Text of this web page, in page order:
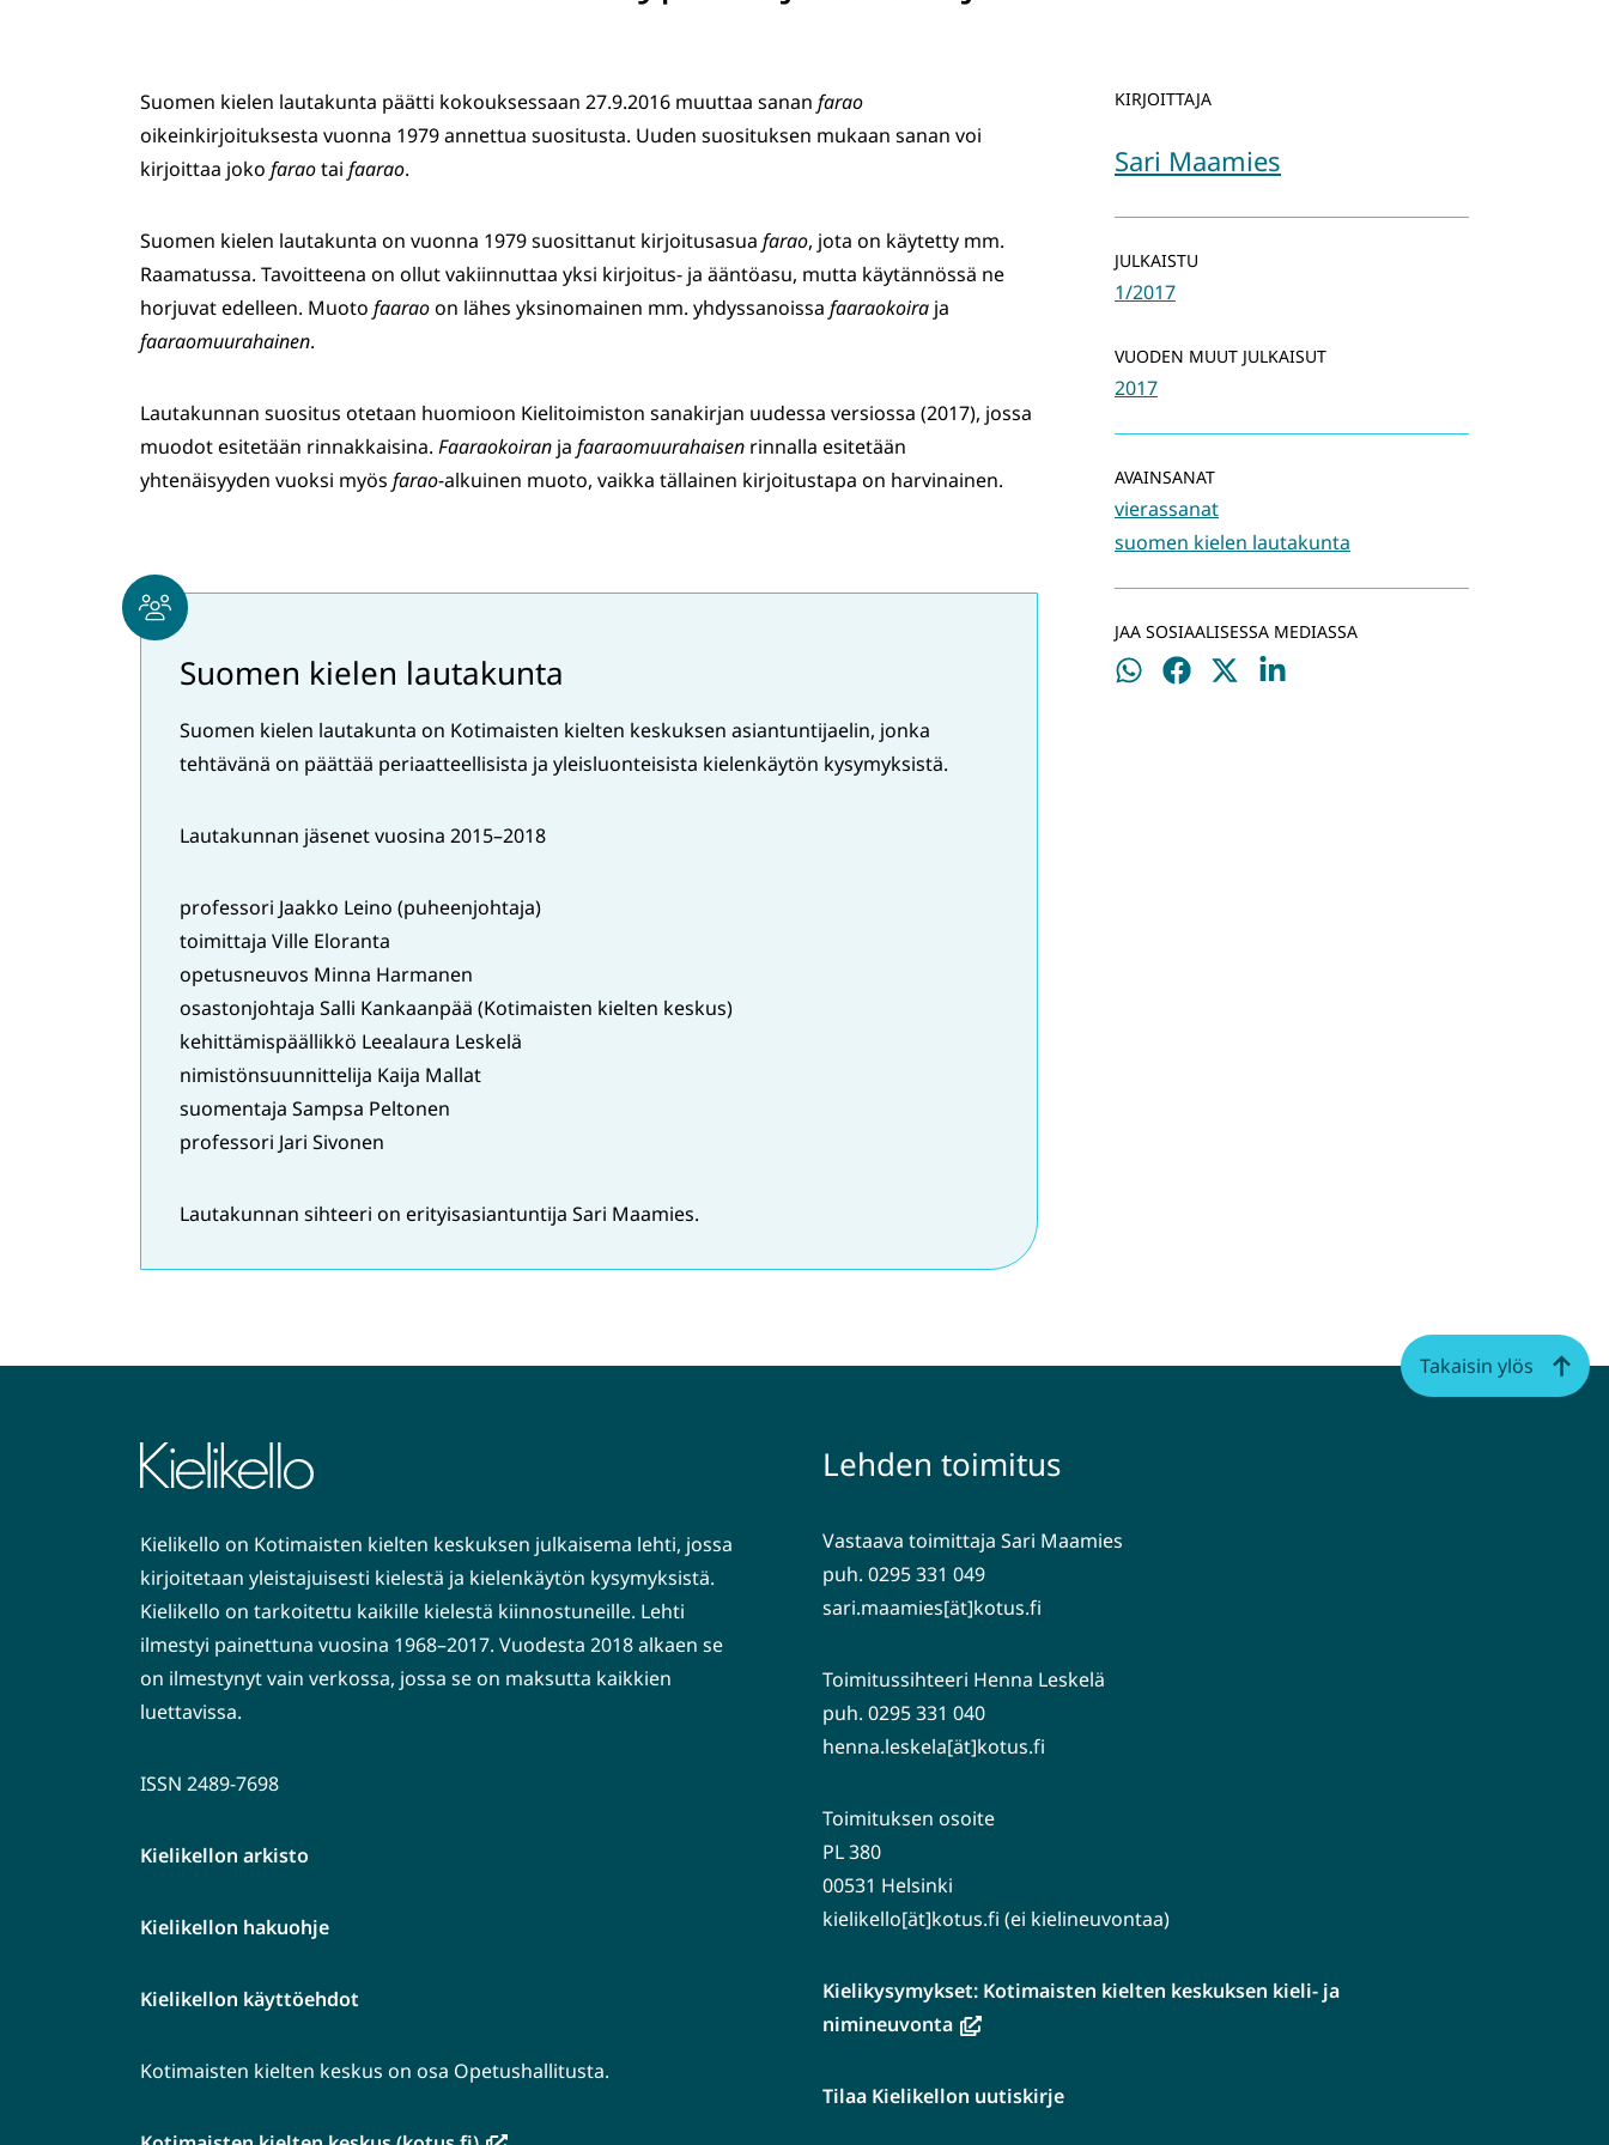
KIRJOITTAJA
Sari Maamies
JULKAISTU
1/2017
VUODEN MUUT JULKAISUT
2017
AVAINSANAT
vierassanat
suomen kielen lautakunta
JAA SOSIAALISESSA MEDIASSA
Jaa
Jaa
Jaa
Jaa
Suomen kielen lautakunta päätti kokouksessaan 27.9.2016 muuttaa sanan farao
oikeinkirjoituksesta vuonna 1979 annettua suositusta. Uuden suosituksen mukaan sanan voi
kirjoittaa joko faraotai faarao.
Suomen kielen lautakunta on vuonna 1979 suosittanut kirjoitusasua farao, jota on käytetty mm.
Raamatussa. Tavoitteena on ollut vakiinnuttaa yksi kirjoitus- ja ääntöasu, mutta käytännössä ne
horjuvat edelleen. Muoto faaraoon lähes yksinomainen mm. yhdyssanoissa faaraokoira ja
faaraomuurahainen.
Lautakunnan suositus otetaan huomioon Kielitoimiston sanakirjan uudessa versiossa (2017), jossa
muodot esitetään rinnakkaisina. Faaraokoiran ja faaraomuurahaisen rinnalla esitetään
yhtenäisyyden vuoksi myös farao-alkuinen muoto, vaikka tällainen kirjoitustapa on harvinainen.
Suomen kielen lautakunta
Suomen kielen lautakunta on Kotimaisten kielten keskuksen asiantuntijaelin, jonka
tehtävänä on päättää periaatteellisista ja yleisluonteisista kielenkäytön kysymyksistä.
Lautakunnan jäsenet vuosina 2015–2018
professori Jaakko Leino (puheenjohtaja)
toimittaja Ville Eloranta
opetusneuvos Minna Harmanen
osastonjohtaja Salli Kankaanpää (Kotimaisten kielten keskus)
kehittämispäällikkö Leealaura Leskelä
nimistönsuunnittelija Kaija Mallat
suomentaja Sampsa Peltonen
professori Jari Sivonen
Lautakunnan sihteeri on erityisasiantuntija Sari Maamies.
Kielikello on Kotimaisten kielten keskuksen julkaisema lehti, jossa
kirjoitetaan yleistajuisesti kielestä ja kielenkäytön kysymyksistä.
Kielikello on tarkoitettu kaikille kielestä kiinnostuneille. Lehti
ilmestyi painettuna vuosina 1968–2017. Vuodesta 2018 alkaen se
on ilmestynyt vain verkossa, jossa se on maksutta kaikkien
luettavissa.
ISSN 2489-7698
Kielikellon arkisto
Kielikellon hakuohje
Kielikellon käyttöehdot
Kotimaisten kielten keskus on osa Opetushallitusta.
Lehden toimitus
Vastaava toimittaja Sari Maamies
puh. 0295 331 049
sari.maamies[ät]kotus.fi
Toimitussihteeri Henna Leskelä
puh. 0295 331 040
henna.leskela[ät]kotus.fi
Toimituksen osoite
PL 380
00531 Helsinki
kielikello[ät]kotus.fi (ei kielineuvontaa)
Kielikysymykset: Kotimaisten kielten keskuksen kieli- ja
nimineuvonta(avautuu
ikkunaan,
Tilaa Kielikellon uutiskirje
Takaisin ylös